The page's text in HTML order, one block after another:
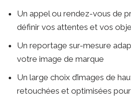
Un appel ou rendez-vous de
définir vos attentes et vos
Un reportage sur-mesure
votre image de marque
Un large choix d’images de
retouchées et optimisées